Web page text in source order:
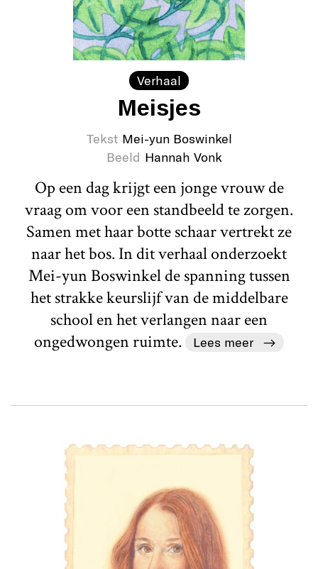
Verhaal
Meisjes
Tekst Mei-yun Boswinkel
Beeld Hannah Vonk
Op een dag krijgt een jonge vrouw de
vraag om voor een standbeeld te zorgen.
Samen met haar botte schaar vertrekt ze
naar het bos. In dit verhaal onderzoekt
Mei-yun Boswinkel de spanning tussen
het strakke keurslijf van de middelbare
school en het verlangen naar een
ongedwongen ruimte.
Lees meer